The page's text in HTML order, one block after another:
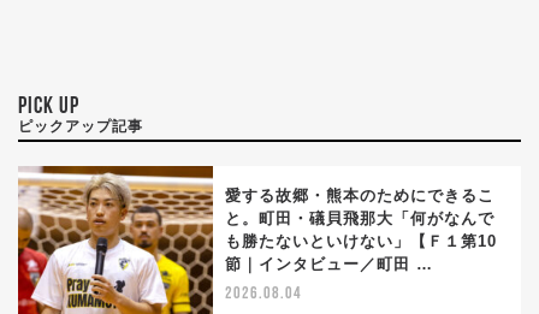
PICK UP
ピックアップ記事
愛する故郷・熊本のためにできるこ
と。町田・礒貝飛那大「何がなんで
も勝たないといけない」【Ｆ１第10
節｜インタビュー／町田 …
2026.08.04